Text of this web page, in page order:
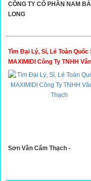
CÔNG TY CỔ PHẦN NAM
LONG
Tìm Đại Lý, Sỉ, Lẻ Toàn Quốc
MAXIMIDI Công Ty TNHH
Thạch
Sơn Vân Cẩm Thạch -